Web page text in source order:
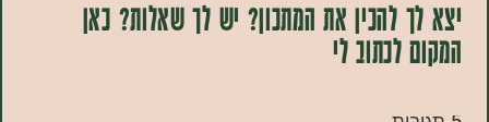
להכין את המתכון? יש לך שאלות? כאן
לי